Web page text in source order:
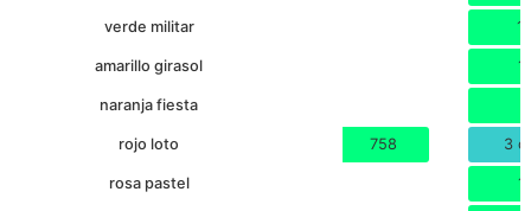
verde militar
amarillo girasol
naranja fiesta
rojo loto 758 3
rosa pastel